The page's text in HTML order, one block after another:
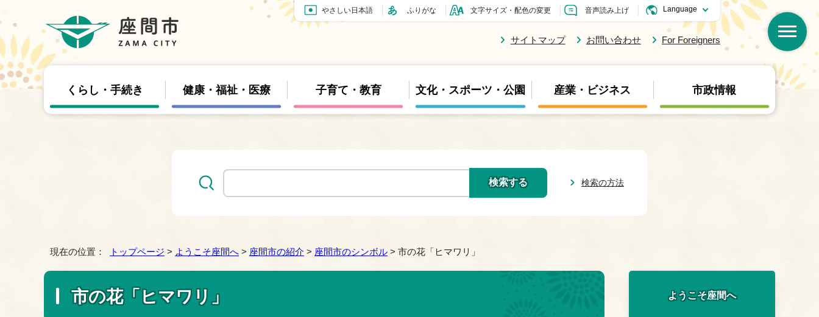
やさしい日本語 ふりがな 文字サイズ・配色の変更 音声読み上げ
サイトマップ お問い合わせ For Foreigners
くらし・手続き 健康・福祉・医療 子育て・教育 文化・スポーツ・公園 産業・ビジネス 市政情報
検索の方法
現在の位置： トップページ > ようこそ座間へ > 座間市の紹介 > 座間市のシンボル > 市の花「ヒマワリ」
市の花「ヒマワリ」 ようこそ座間へ